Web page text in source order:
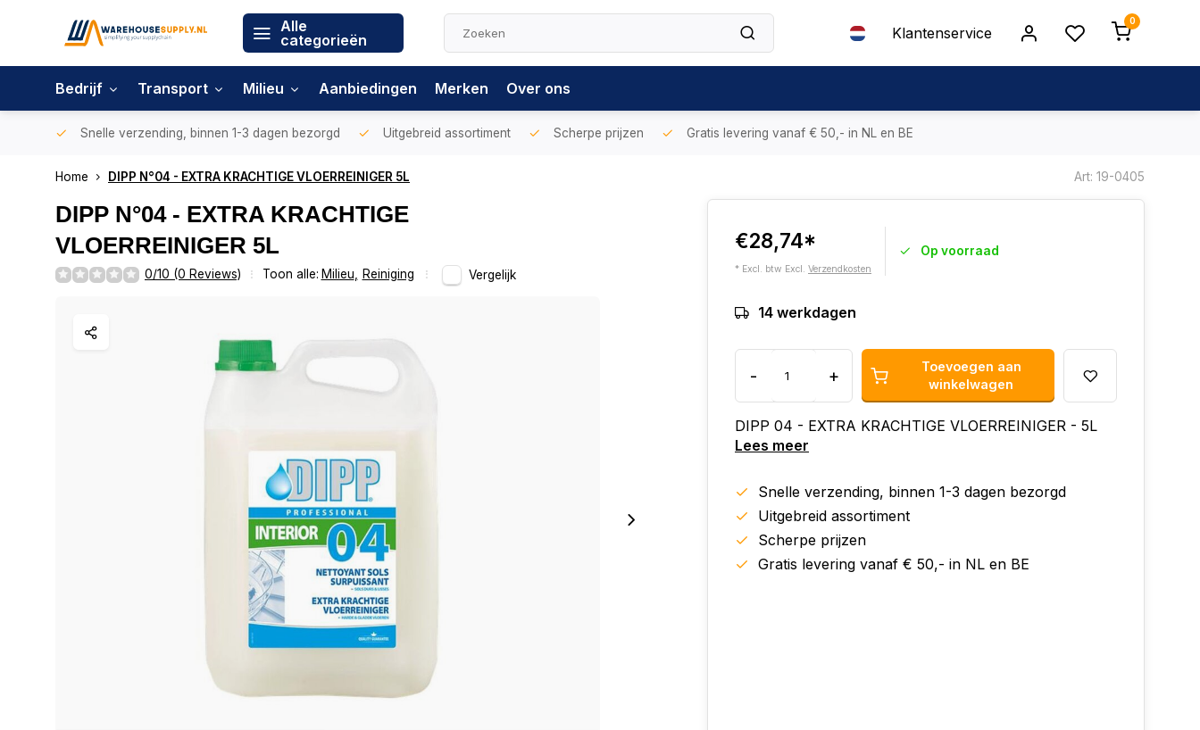
Alle
categorieën
Klantenservice
0
Bedrijf Transport Milieu Aanbiedingen Merken Over ons
Snelle verzending, binnen 1-3 dagen bezorgd Uitgebreid assortiment Scherpe prijzen Gratis levering vanaf € 50,- in NL en BE
Home DIPP N°04 - EXTRA KRACHTIGE VLOERREINIGER 5L Art: 19-0405
DIPP N°04 - EXTRA KRACHTIGE
VLOERREINIGER 5L
0/10 (0 Reviews) Toon alle: Milieu Reiniging Vergelijk
€28,74*
* Excl. btw Excl. Verzendkosten
Op voorraad
14 werkdagen
- +
Toevoegen aan
winkelwagen
DIPP 04 - EXTRA KRACHTIGE VLOERREINIGER - 5L
Lees meer
Snelle verzending, binnen 1-3 dagen bezorgd
Uitgebreid assortiment
Scherpe prijzen
Gratis levering vanaf € 50,- in NL en BE